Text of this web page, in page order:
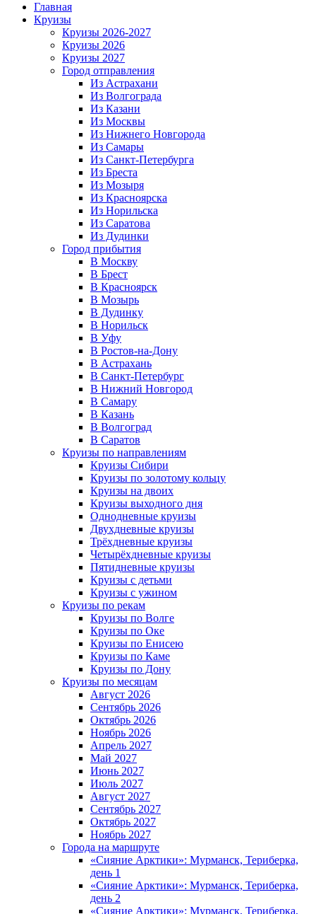
Главная
Круизы
Круизы 2026-2027
Круизы 2026
Круизы 2027
Город отправления
Из Астрахани
Из Волгограда
Из Казани
Из Москвы
Из Нижнего Новгорода
Из Самары
Из Санкт-Петербурга
Из Бреста
Из Мозыря
Из Красноярска
Из Норильска
Из Саратова
Из Дудинки
Город прибытия
В Москву
В Брест
В Красноярск
В Мозырь
В Дудинку
В Норильск
В Уфу
В Ростов-на-Дону
В Астрахань
В Санкт-Петербург
В Нижний Новгород
В Самару
В Казань
В Волгоград
В Саратов
Круизы по направлениям
Круизы Сибири
Круизы по золотому кольцу
Круизы на двоих
Круизы выходного дня
Однодневные круизы
Двухдневные круизы
Трёхдневные круизы
Четырёхдневные круизы
Пятидневные круизы
Круизы с детьми
Круизы с ужином
Круизы по рекам
Круизы по Волге
Круизы по Оке
Круизы по Енисею
Круизы по Каме
Круизы по Дону
Круизы по месяцам
Август 2026
Сентябрь 2026
Октябрь 2026
Ноябрь 2026
Апрель 2027
Май 2027
Июнь 2027
Июль 2027
Август 2027
Сентябрь 2027
Октябрь 2027
Ноябрь 2027
Города на маршруте
«Сияние Арктики»: Мурманск, Териберка,
день 1
«Сияние Арктики»: Мурманск, Териберка,
день 2
«Сияние Арктики»: Мурманск, Териберка,